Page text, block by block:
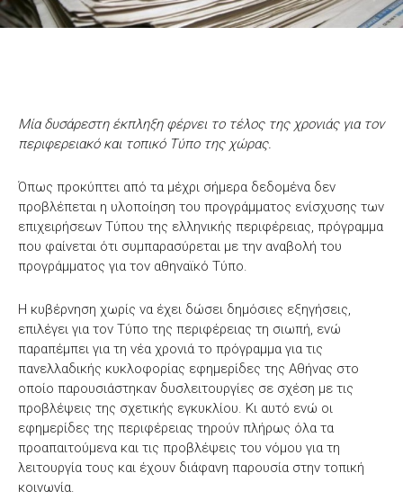
Μία δυσάρεστη έκπληξη φέρνει το τέλος της χρονιάς για τον
περιφερειακό και τοπικό Τύπο της χώρας.
Όπως προκύπτει από τα μέχρι σήμερα δεδομένα δεν
προβλέπεται η υλοποίηση του προγράμματος ενίσχυσης των
επιχειρήσεων Τύπου της ελληνικής περιφέρειας, πρόγραμμα
που φαίνεται ότι συμπαρασύρεται με την αναβολή του
προγράμματος για τον αθηναϊκό Τύπο.
Η κυβέρνηση χωρίς να έχει δώσει δημόσιες εξηγήσεις,
επιλέγει για τον Τύπο της περιφέρειας τη σιωπή, ενώ
παραπέμπει για τη νέα χρονιά το πρόγραμμα για τις
πανελλαδικής κυκλοφορίας εφημερίδες της Αθήνας στο
οποίο παρουσιάστηκαν δυσλειτουργίες σε σχέση με τις
προβλέψεις της σχετικής εγκυκλίου. Κι αυτό ενώ οι
εφημερίδες της περιφέρειας τηρούν πλήρως όλα τα
προαπαιτούμενα και τις προβλέψεις του νόμου για τη
λειτουργία τους και έχουν διάφανη παρουσία στην τοπική
κοινωνία.